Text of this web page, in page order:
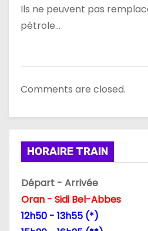
Ils ne peuvent pas
pétrole…
Comments are closed.
HORAIRE TRAIN
Départ - Arrivée
Oran - Sidi Bel-Abbes
12h50 - 13h55 (*)